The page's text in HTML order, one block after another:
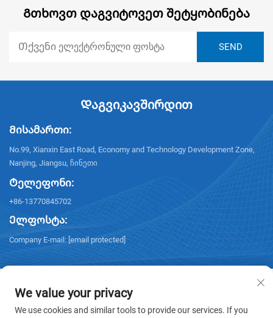
Გთხოვთ Დაგვიტოვეთ Შეტყობინება
Დაგვიკავშირდით
Მისამართი:
No.99, Xianxin East Road, Economy and Technology Development Zone,
Nanjing, Jiangsu, ჩინეთი
Ტელეფონი:
+86-13770845702
Ელფოსტა:
Company E-mail: [email protected]
We value your privacy
We use cookies and similar tools to provide our services. If you